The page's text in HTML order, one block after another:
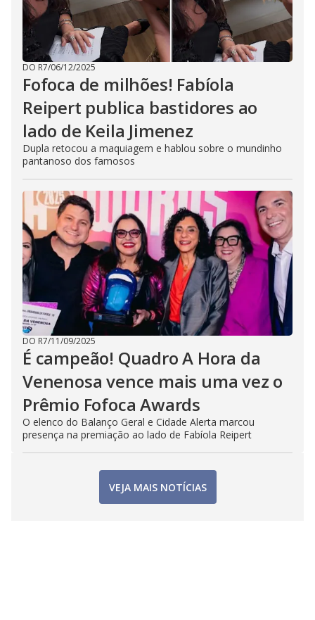
DO R7/06/12/2025
Fofoca de milhões! Fabíola
Reipert publica bastidores ao
lado de Keila Jimenez
Dupla retocou a maquiagem e hablou sobre o mundinho
pantanoso dos famosos
DO R7/11/09/2025
É campeão! Quadro A Hora da
Venenosa vence mais uma vez o
Prêmio Fofoca Awards
O elenco do Balanço Geral e Cidade Alerta marcou
presença na premiação ao lado de Fabíola Reipert
VEJA MAIS NOTÍCIAS